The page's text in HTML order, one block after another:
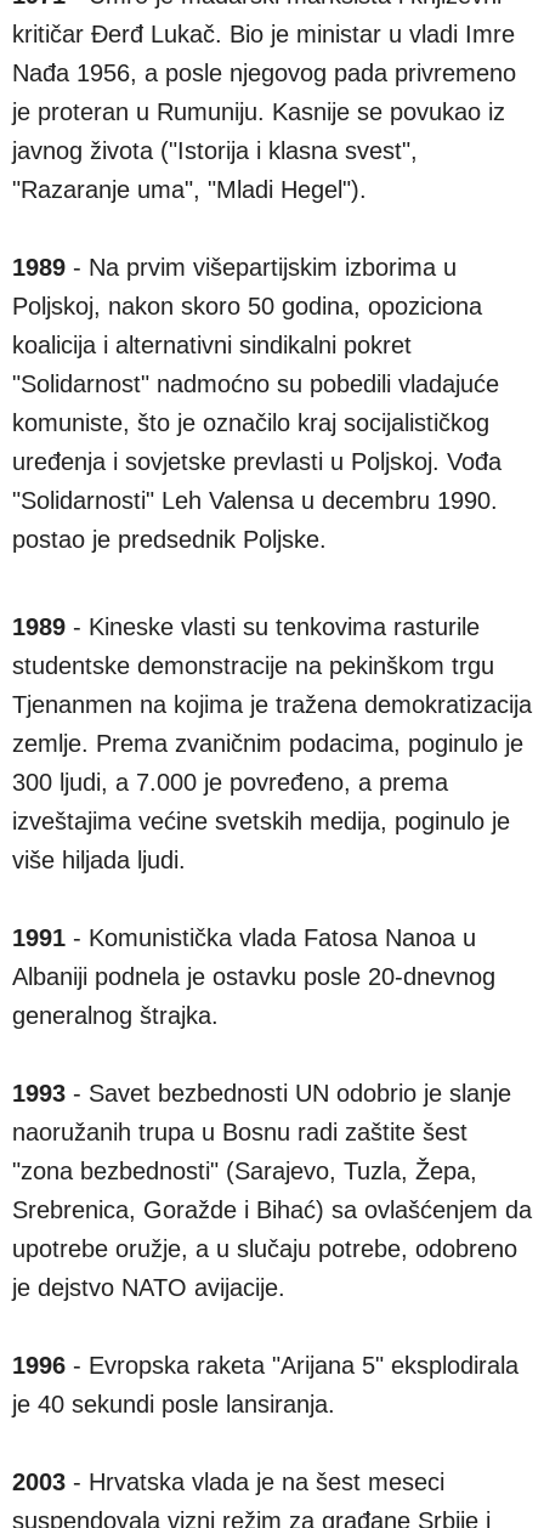
kritičar Đerđ Lukač. Bio je ministar u vladi Imre
Nađa 1956, a posle njegovog pada privremeno
je proteran u Rumuniju. Kasnije se povukao iz
javnog života ("Istorija i klasna svest",
"Razaranje uma", "Mladi Hegel").
1989 - Na prvim višepartijskim izborima u
Poljskoj, nakon skoro 50 godina, opoziciona
koalicija i alternativni sindikalni pokret
"Solidarnost" nadmoćno su pobedili vladajuće
komuniste, što je označilo kraj socijalističkog
uređenja i sovjetske prevlasti u Poljskoj. Vođa
"Solidarnosti" Leh Valensa u decembru 1990.
postao je predsednik Poljske.
1989 - Kineske vlasti su tenkovima rasturile
studentske demonstracije na pekinškom trgu
Tjenanmen na kojima je tražena demokratizacija
zemlje. Prema zvaničnim podacima, poginulo je
300 ljudi, a 7.000 je povređeno, a prema
izveštajima većine svetskih medija, poginulo je
više hiljada ljudi.
1991 - Komunistička vlada Fatosa Nanoa u
Albaniji podnela je ostavku posle 20-dnevnog
generalnog štrajka.
1993 - Savet bezbednosti UN odobrio je slanje
naoružanih trupa u Bosnu radi zaštite šest
"zona bezbednosti" (Sarajevo, Tuzla, Žepa,
Srebrenica, Goražde i Bihać) sa ovlašćenjem da
upotrebe oružje, a u slučaju potrebe, odobreno
je dejstvo NATO avijacije.
1996 - Evropska raketa "Arijana 5" eksplodirala
je 40 sekundi posle lansiranja.
2003 - Hrvatska vlada je na šest meseci
suspendovala vizni režim za građane Srbije i